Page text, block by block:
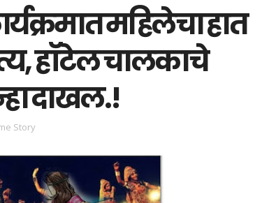
महिलेचा हात
हॉटेल चालकाचे
दाखल.!
Story